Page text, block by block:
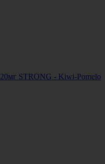
STRONG - Kiwi-Pomelo